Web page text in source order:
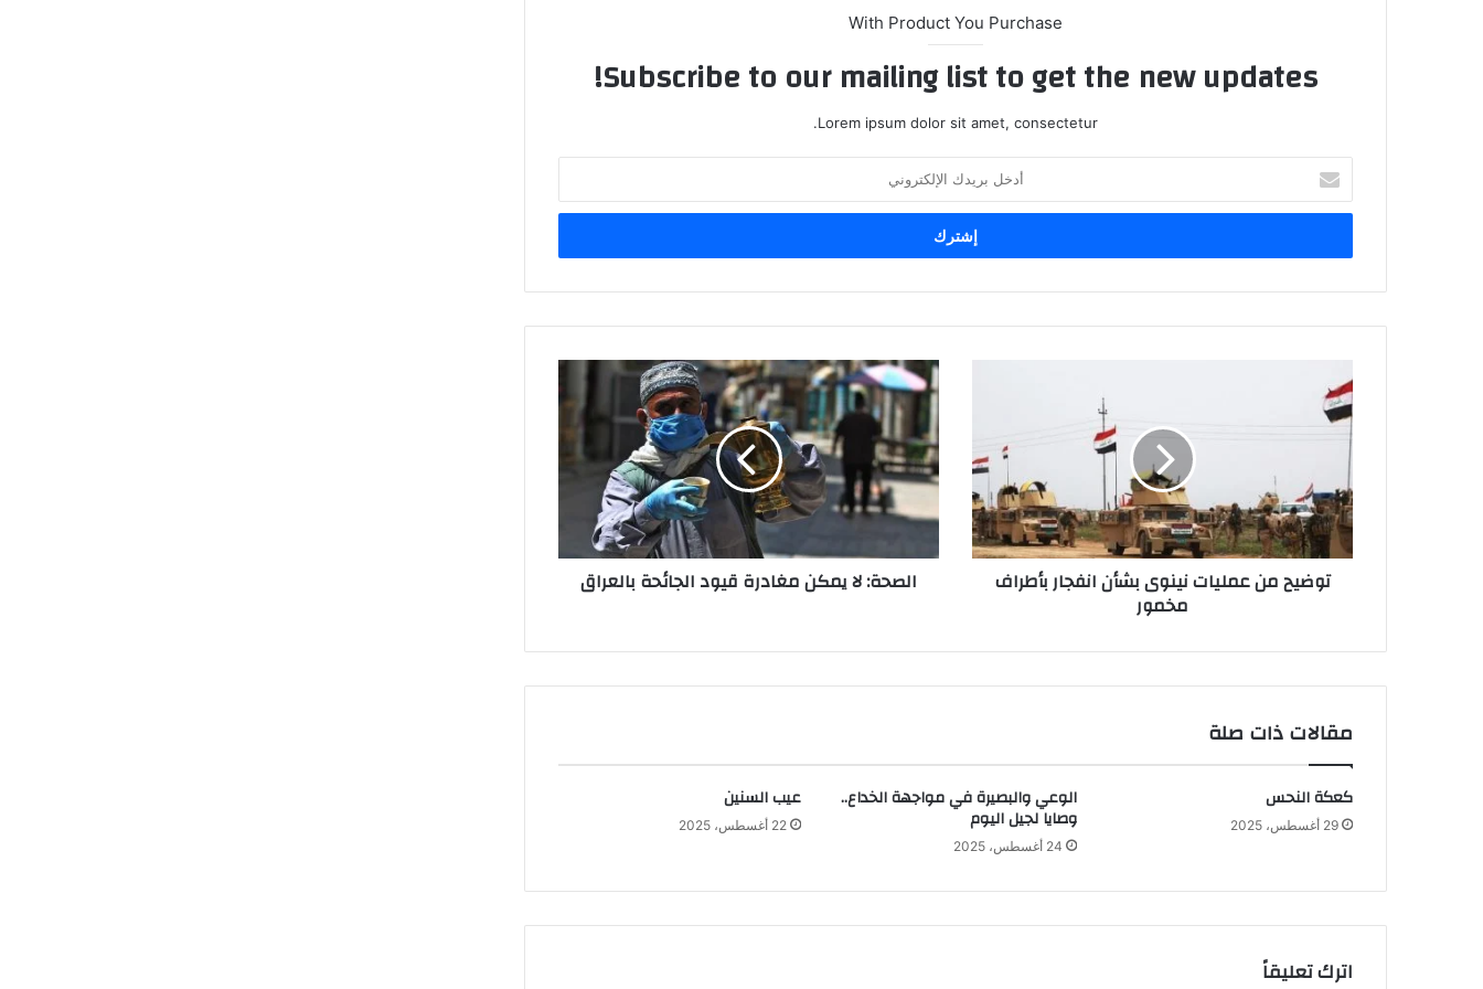
With Product You Purchase
Subscribe to our mailing list to get the new updates!
Lorem ipsum dolor sit amet, consectetur.
بريدك
الإلكتروني
من
عمليات
نينوى
بشأن
انفجار
بأطراف
مخمور
توضيح من عمليات نينوى بشأن انفجار بأطراف
مخمور
الصحة:
لا
يمكن
مغادرة
قيود
الجائحة
بالعراق
الصحة: لا يمكن مغادرة قيود الجائحة بالعراق
مقالات ذات صلة
كعكة النحس
29 أغسطس، 2025
الوعي والبصيرة في مواجهة الخداع..
وصايا لجيل اليوم
24 أغسطس، 2025
عيب السنين
22 أغسطس، 2025
اترك تعليقاً